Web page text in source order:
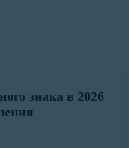
знака в 2026